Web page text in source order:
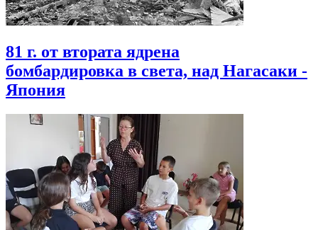
81 г. от втората ядрена
бомбардировка в света, над Нагасаки -
Япония